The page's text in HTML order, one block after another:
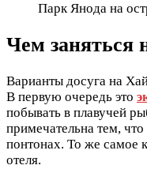
Парк Янода на
Чем заняться
Варианты досуга на
В первую очередь это
побывать в плавучей
примечательна тем,
понтонах. То же самое
отеля.